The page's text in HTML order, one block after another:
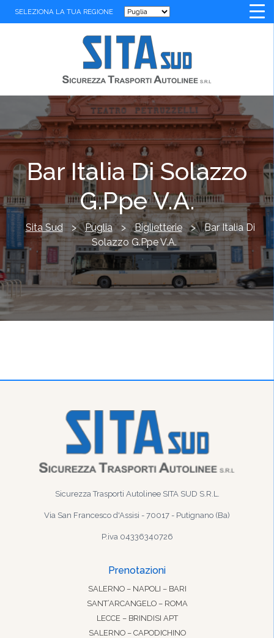
SELEZIONA LA TUA REGIONE
Bar Italia Di Solazzo
G.Ppe V.A.
Sita Sud > Puglia > Biglietterie > Bar Italia Di
Solazzo G.Ppe V.A.
Sicurezza Trasporti Autolinee SITA SUD S.R.L.
Via San Francesco d'Assisi - 70017 - Putignano (Ba)
P.iva 04336340726
Prenotazioni
SALERNO – NAPOLI – BARI
SANT’ARCANGELO – ROMA
LECCE – BRINDISI APT
SALERNO – CAPODICHINO